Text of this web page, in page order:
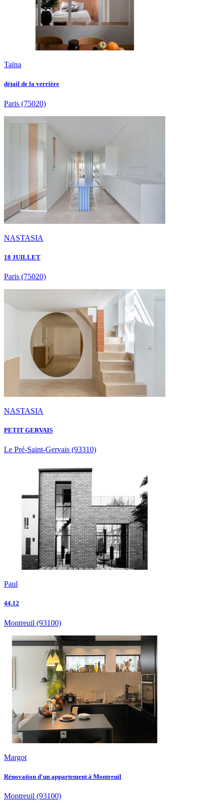
Taïna
détail de la verrière
Paris (75020)
NASTASIA
18 JUILLET
Paris (75020)
NASTASIA
PETIT GERVAIS
Le Pré-Saint-Gervais (93310)
Paul
44.12
Montreuil (93100)
Margot
Rénovation d'un appartement à Montreuil
Montreuil (93100)